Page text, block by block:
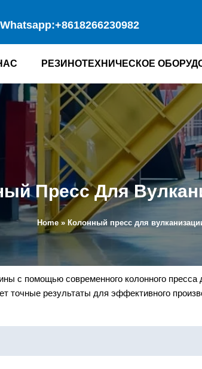
Whatsapp:+8618266230982
РЕЗИНОТЕХНИЧЕСКОЕ
Пресс Для
Home» Колонный пресс для
с помощью современного колонного
точные результаты для эффективного